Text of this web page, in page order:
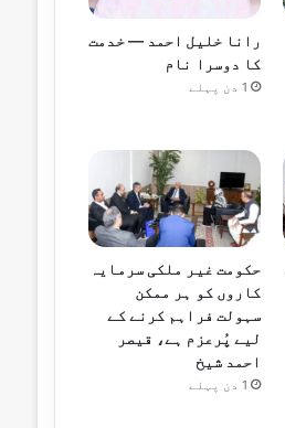
رانا خلیل احمد — خدمت
کا دوسرا نام
1 دن پہلے
حکومت غیر ملکی سرمایہ
کاروں کو ہر ممکن
سہولت فراہم کرنے کے
لیے پُرعزم ہے، قیصر
احمد شیخ
1 دن پہلے